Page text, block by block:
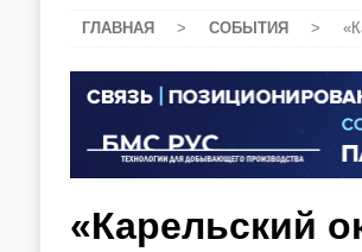
ГЛАВНАЯ > СОБЫТИЯ >
«Карельский